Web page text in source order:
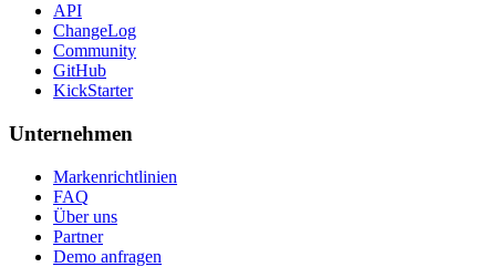
API
ChangeLog
Community
GitHub
KickStarter
Unternehmen
Markenrichtlinien
FAQ
Über uns
Partner
Demo anfragen